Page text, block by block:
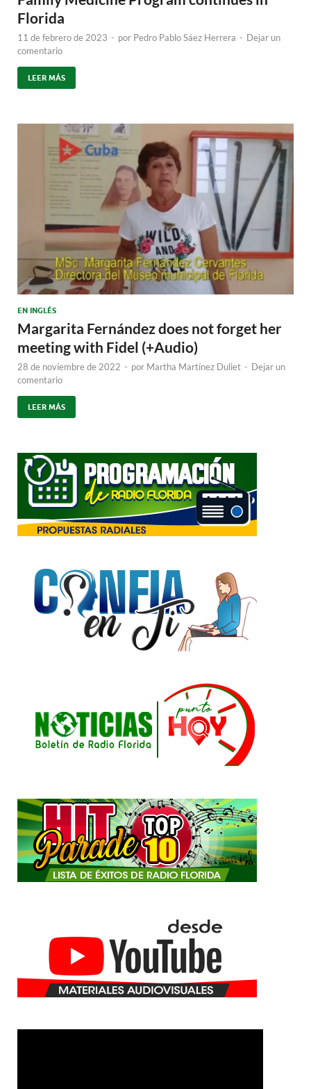
Florida
11 de febrero de 2023 - por Pedro Pablo Sáez Herrera - Dejar un
comentario
LEER MÁS
EN INGLÉS
Margarita Fernández does not forget her
meeting with Fidel (+Audio)
28 de noviembre de 2022 - por Martha Martínez Duliet - Dejar un
comentario
LEER MÁS